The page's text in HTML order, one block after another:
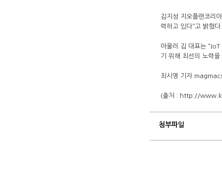
김지성 지오플랜코리
력하고 있다”고 밝혔다.
아울러 김 대표는
기 위해 최선의 노력
최시영 기자
(출처 : http://
첨부파일